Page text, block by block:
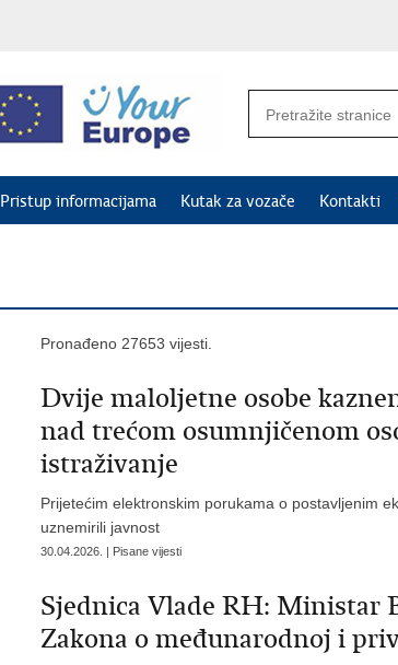
Pristup informacijama Kutak za vozače Kontakti
Pronađeno 27653 vijesti.
Dvije maloljetne osobe
nad trećom osumnjičenom
istraživanje
Prijetećim elektronskim porukama o postavljenim
uznemirili javnost
30.04.2026. | Pisane vijesti
Sjednica Vlade RH: Ministar
Zakona o međunarodnoj i